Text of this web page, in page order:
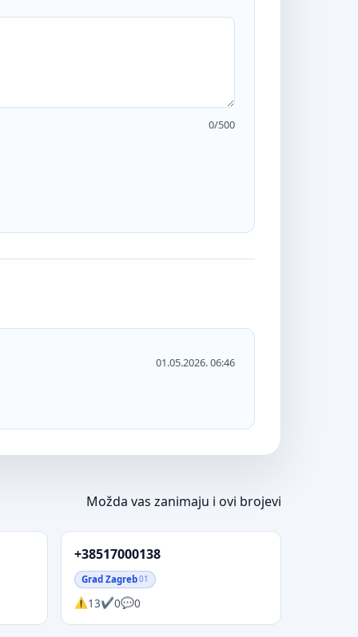
0/500
01.05.2026. 06:46
Možda vas zanimaju i ovi brojevi
+38517000138
Grad Zagreb01
13 0 0